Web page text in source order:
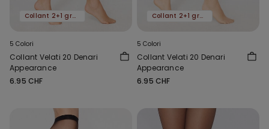
Collant 2+1 gratis
5 Colori
Collant Velati 20 Denari
Appearance
6.95 CHF
Collant 2+1 gratis
5 Colori
Collant Velati 20 Denari
Appearance
6.95 CHF